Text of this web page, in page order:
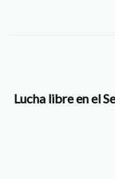
Lucha libre en el